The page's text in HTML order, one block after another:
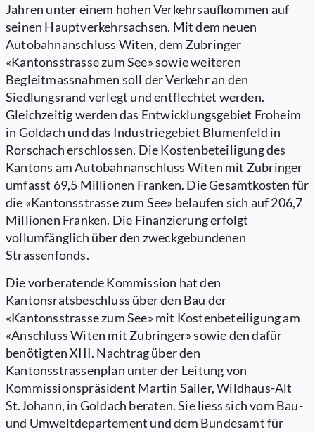
Jahren unter einem hohen Verkehrsaufkommen auf
seinen Hauptverkehrsachsen. Mit dem neuen
Autobahnanschluss Witen, dem Zubringer
«Kantonsstrasse zum See» sowie weiteren
Begleitmassnahmen soll der Verkehr an den
Siedlungsrand verlegt und entflechtet werden.
Gleichzeitig werden das Entwicklungsgebiet Froheim
in Goldach und das Industriegebiet Blumenfeld in
Rorschach erschlossen. Die Kostenbeteiligung des
Kantons am Autobahnanschluss Witen mit Zubringer
umfasst 69,5 Millionen Franken. Die Gesamtkosten für
die «Kantonsstrasse zum See» belaufen sich auf 206,7
Millionen Franken. Die Finanzierung erfolgt
vollumfänglich über den zweckgebundenen
Strassenfonds.
Die vorberatende Kommission hat den
Kantonsratsbeschluss über den Bau der
«Kantonsstrasse zum See» mit Kostenbeteiligung am
«Anschluss Witen mit Zubringer» sowie den dafür
benötigten XIII. Nachtrag über den
Kantonsstrassenplan unter der Leitung von
Kommissionspräsident Martin Sailer, Wildhaus-Alt
St.Johann, in Goldach beraten. Sie liess sich vom Bau-
und Umweltdepartement und dem Bundesamt für